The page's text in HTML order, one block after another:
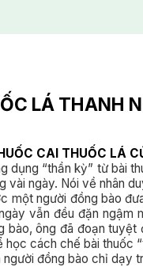
LÁ THANH
CAI THUỐC LÁ
“thần kỳ” từ bài
ngày. Nói về nhân
một người đồng bào
vẫn đều đặn ngậm
ông đã đoạn
cách chế bài thuốc
người đồng bào chỉ dạy